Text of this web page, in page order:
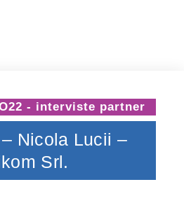
- interviste partner
Nicola Lucii –
Srl.